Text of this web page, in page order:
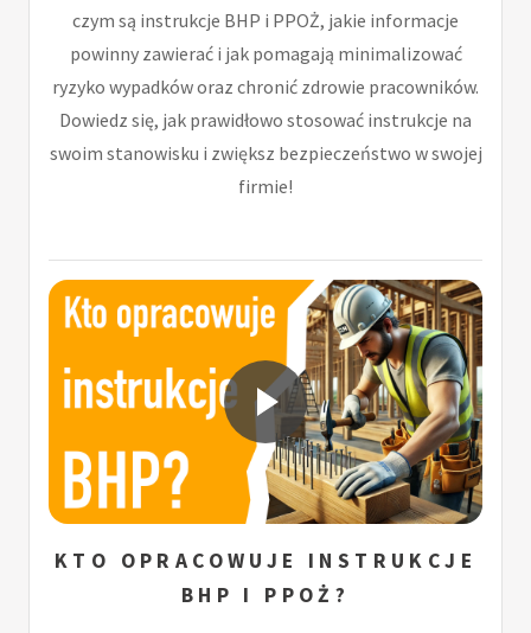
czym są instrukcje BHP i PPOŻ, jakie informacje
powinny zawierać i jak pomagają minimalizować
ryzyko wypadków oraz chronić zdrowie pracowników.
Dowiedz się, jak prawidłowo stosować instrukcje na
swoim stanowisku i zwiększ bezpieczeństwo w swojej
firmie!
KTO OPRACOWUJE INSTRUKCJE
BHP I PPOŻ?